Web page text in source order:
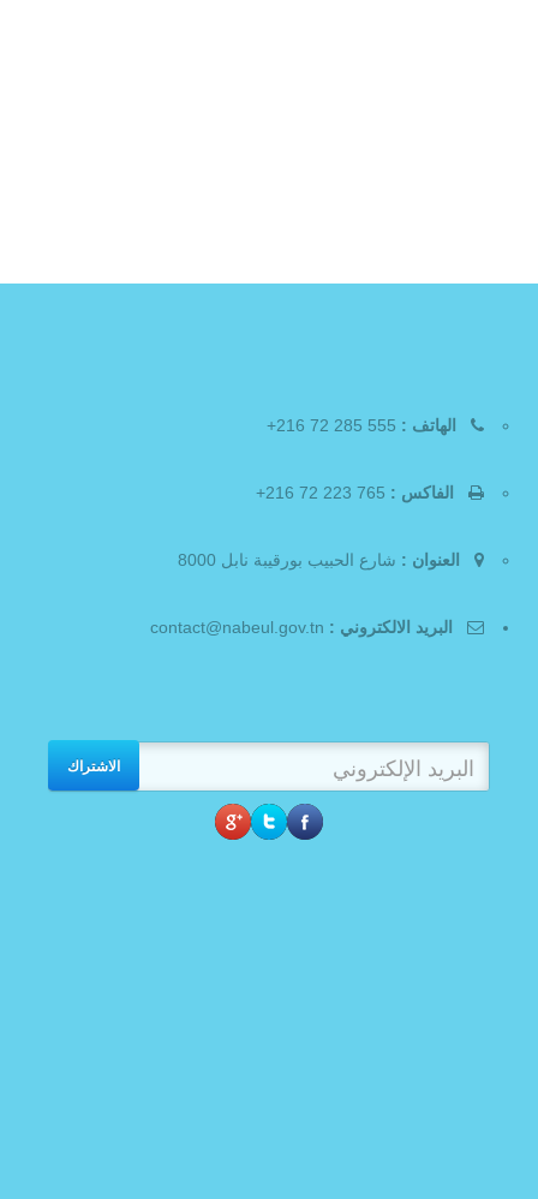
الهاتف :
الفاكس :
العنوان : شارع الحبيب بورقيبة نابل 8000
البريد الالكتروني :
الاشتراك